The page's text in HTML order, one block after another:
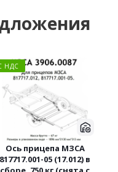
НДС
Ось прицепа МЗСА
817717.001-05 (17.012) в